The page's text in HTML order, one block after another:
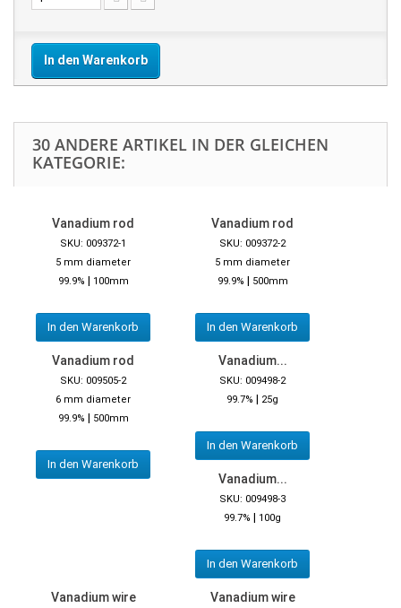
In den Warenkorb
30 ANDERE ARTIKEL IN DER GLEICHEN
KATEGORIE:
Vanadium rod
SKU: 009372-1
5 mm diameter
99.9% | 100mm
In den Warenkorb
Vanadium rod
SKU: 009372-2
5 mm diameter
99.9% | 500mm
In den Warenkorb
Vanadium rod
SKU: 009505-2
6 mm diameter
99.9% | 500mm
In den Warenkorb
Vanadium...
SKU: 009498-2
99.7% | 25g
In den Warenkorb
Vanadium...
SKU: 009498-3
99.7% | 100g
In den Warenkorb
Vanadium wire Vanadium wire